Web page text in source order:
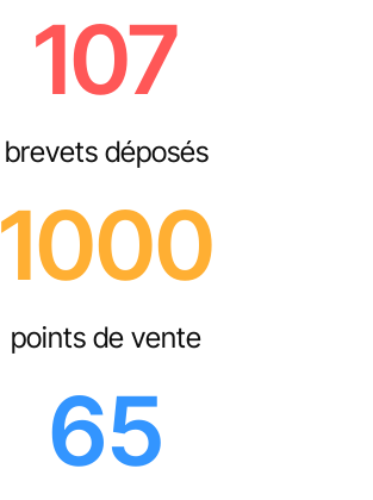
107
brevets déposés
1000
points de vente
65